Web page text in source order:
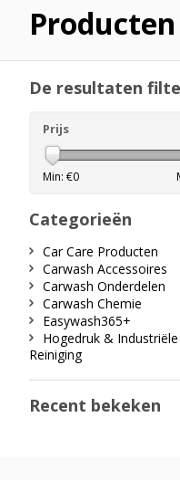
De resultaten
Prijs
Min: €0
Categorieën
Car Care Producten
Carwash Accessoires
Carwash Onderdelen
Carwash Chemie
Easywash365+
Hogedruk & Industriële
Reiniging
Recent bekeken